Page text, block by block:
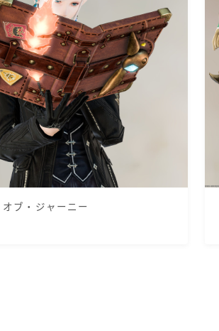
オブ・ジャーニー